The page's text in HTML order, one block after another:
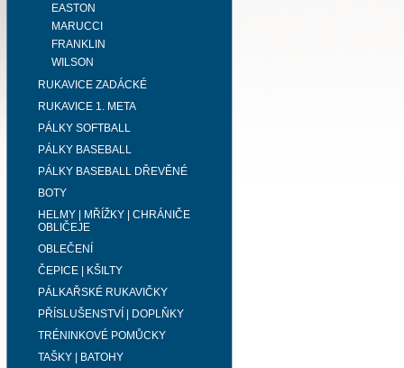
EASTON
MARUCCI
FRANKLIN
WILSON
RUKAVICE ZADÁCKÉ
RUKAVICE 1. META
PÁLKY SOFTBALL
PÁLKY BASEBALL
PÁLKY BASEBALL DŘEVĚNÉ
BOTY
HELMY | MŘÍŽKY | CHRÁNIČE
OBLIČEJE
OBLEČENÍ
ČEPICE | KŠILTY
PÁLKAŘSKÉ RUKAVIČKY
PŘÍSLUŠENSTVÍ | DOPLŇKY
TRÉNINKOVÉ POMŮCKY
TAŠKY | BATOHY